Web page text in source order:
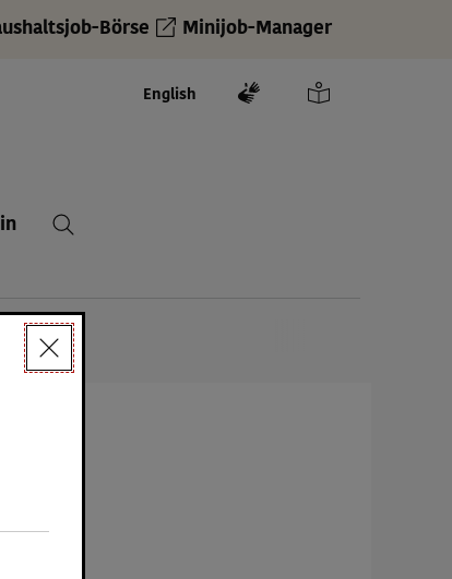
Börse Minijob-Manager
English